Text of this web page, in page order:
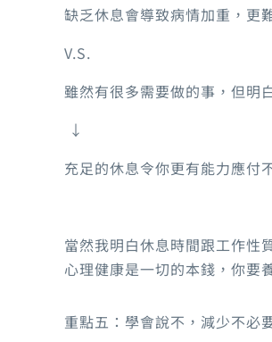
缺乏休息會導致病情加重，更
V.S.
雖然有很多需要做的事，但明
↓
充足的休息令你更有能力應付
當然我明白休息時間跟工作性
心理健康是一切的本錢，你要
重點五：學會說不，減少不必